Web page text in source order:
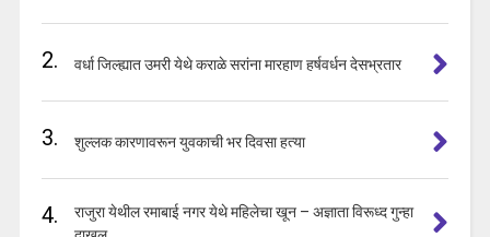
2. वर्धा जिल्ह्यात उमरी येथे कराळे सरांना मारहाण हर्षवर्धन देसभ्रतार
3. शुल्लक कारणावरून युवकाची भर दिवसा हत्या
4.
राजुरा येथील रमाबाई नगर येथे महिलेचा खून – अज्ञाता विरूध्द गुन्हा